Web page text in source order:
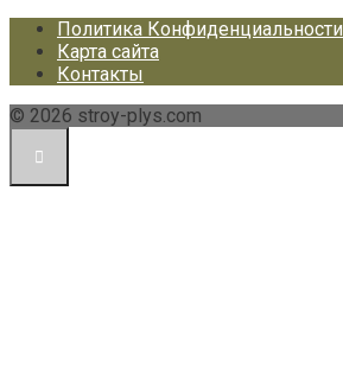
Политика Конфиденциальности
Карта сайта
Контакты
© 2026 stroy-plys.com